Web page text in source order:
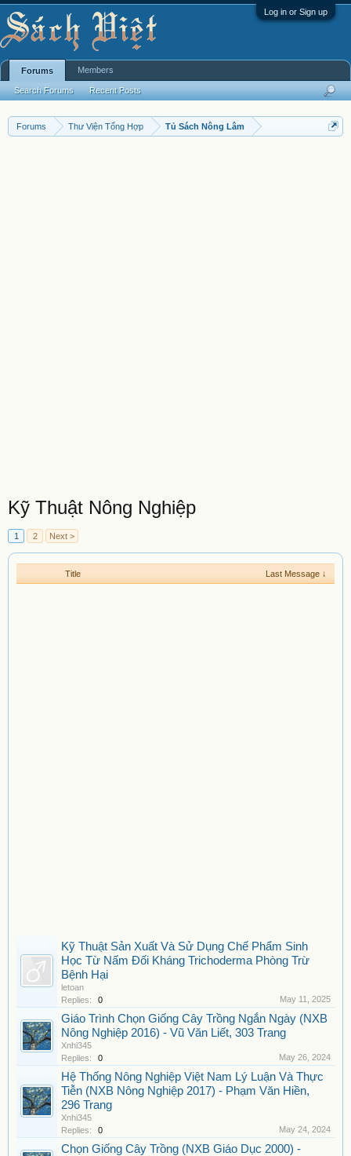
Log in or Sign up
Forums Thư Viện Tổng Hợp Tủ Sách Nông Lâm
Kỹ Thuật Nông Nghiệp
1 2 Next >
Title Last Message ↓
Kỹ Thuật Sản Xuất Và Sử Dụng Chế Phẩm Sinh
Học Từ Nấm Đối Kháng Trichoderma Phòng Trừ
Bệnh Hại
letoan
Replies:
0 May 11, 2025
Giáo Trình Chọn Giống Cây Trồng Ngắn Ngày (NXB
Nông Nghiệp 2016) - Vũ Văn Liết, 303 Trang
Xnhi345
Replies:
0 May 26, 2024
Hệ Thống Nông Nghiệp Việt Nam Lý Luận Và Thực
Tiễn (NXB Nông Nghiệp 2017) - Phạm Văn Hiền,
296 Trang
Xnhi345
Replies:
0 May 24, 2024
Chọn Giống Cây Trồng (NXB Giáo Dục 2000) -
Forums
Search Forums Recent Posts
Members